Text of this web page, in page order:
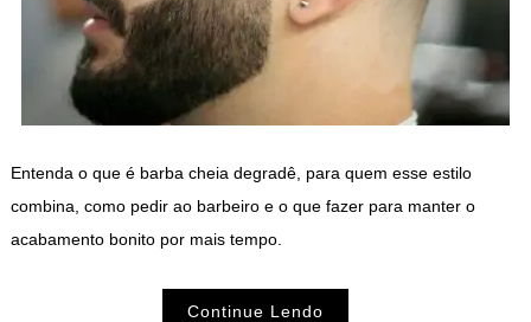
Entenda o que é barba cheia degradê, para quem esse estilo
combina, como pedir ao barbeiro e o que fazer para manter o
acabamento bonito por mais tempo.
Continue Lendo